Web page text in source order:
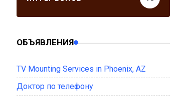
ОБЪЯВЛЕНИЯ
TV Mounting Services in Phoenix, AZ
Доктор по телефону